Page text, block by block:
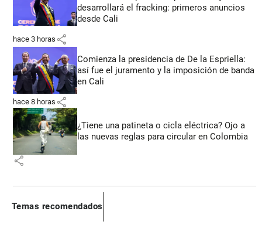
desarrollará el fracking: primeros anuncios
desde Cali
hace 3 horas share
Comienza la presidencia de De la Espriella:
así fue el juramento y la imposición de banda
en Cali
hace 8 horas share
¿Tiene una patineta o cicla eléctrica? Ojo a
las nuevas reglas para circular en Colombia
share
Temas recomendados